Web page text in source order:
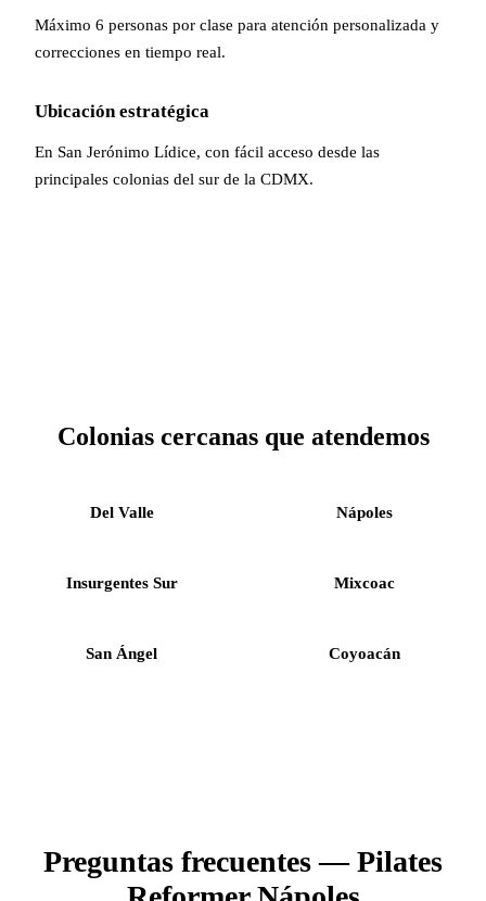
Máximo 6 personas por clase para atención personalizada y
correcciones en tiempo real.
Ubicación estratégica
En San Jerónimo Lídice, con fácil acceso desde las
principales colonias del sur de la CDMX.
Colonias cercanas que atendemos
Del Valle Nápoles
Insurgentes Sur Mixcoac
San Ángel Coyoacán
Preguntas frecuentes — Pilates